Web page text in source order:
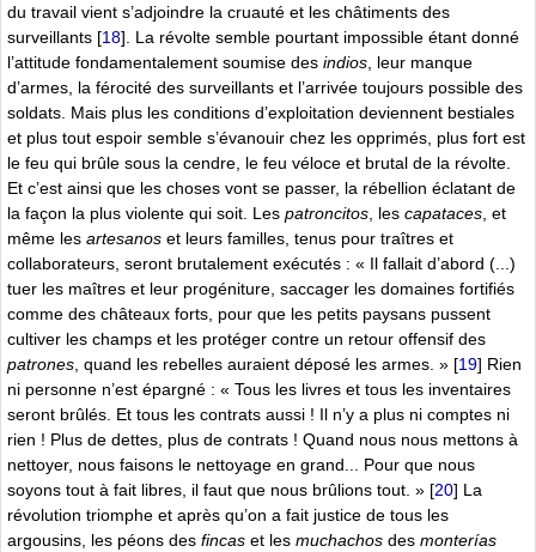
du travail vient s’adjoindre la cruauté et les châtiments des
surveillants [18] . La révolte semble pourtant impossible étant donné
l’attitude fondamentalement soumise des indios , leur manque
d’armes, la férocité des surveillants et l’arrivée toujours possible des
soldats. Mais plus les conditions d’exploitation deviennent bestiales
et plus tout espoir semble s’évanouir chez les opprimés, plus fort est
le feu qui brûle sous la cendre, le feu véloce et brutal de la révolte.
Et c’est ainsi que les choses vont se passer, la rébellion éclatant de
la façon la plus violente qui soit. Les patroncitos , les capataces , et
même les artesanos et leurs familles, tenus pour traîtres et
collaborateurs, seront brutalement exécutés : « Il fallait d’abord (...)
tuer les maîtres et leur progéniture, saccager les domaines fortifiés
comme des châteaux forts, pour que les petits paysans pussent
cultiver les champs et les protéger contre un retour offensif des
patrones , quand les rebelles auraient déposé les armes. » [19] Rien
ni personne n’est épargné : « Tous les livres et tous les inventaires
seront brûlés. Et tous les contrats aussi ! Il n’y a plus ni comptes ni
rien ! Plus de dettes, plus de contrats ! Quand nous nous mettons à
nettoyer, nous faisons le nettoyage en grand... Pour que nous
soyons tout à fait libres, il faut que nous brûlions tout. » [20] La
révolution triomphe et après qu’on a fait justice de tous les
argousins, les péons des fincas et les muchachos des monterías